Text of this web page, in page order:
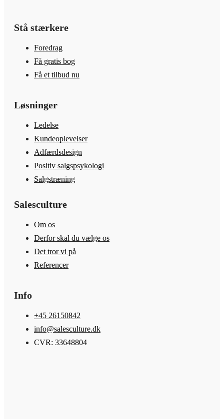
Stå stærkere
Foredrag
Få gratis bog
Få et tilbud nu
Løsninger
Ledelse
Kundeoplevelser
Adfærdsdesign
Positiv salgspsykologi
Salgstræning
Salesculture
Om os
Derfor skal du vælge os
Det tror vi på
Referencer
Info
+45 26150842
info@salesculture.dk
CVR: 33648804